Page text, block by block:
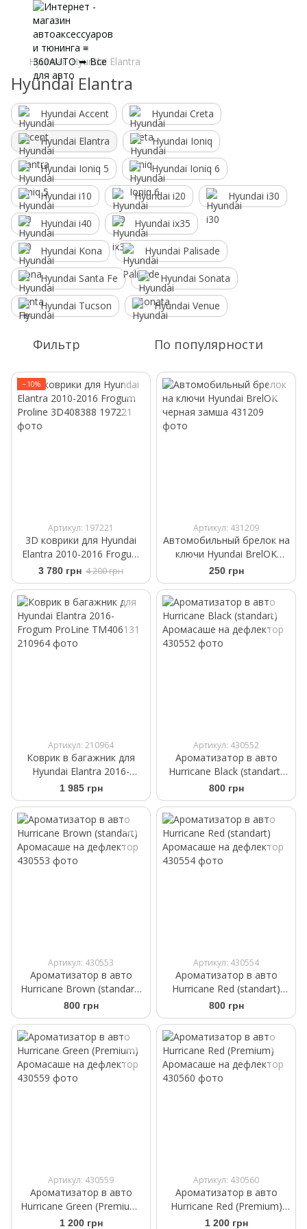
Hyundai Hyundai Elantra
Hyundai Elantra
Hyundai Accent Hyundai Creta
Hyundai Elantra Hyundai Ioniq
Hyundai Ioniq 5 Hyundai Ioniq 6
Hyundai i10 Hyundai i20 Hyundai i30
Hyundai i40 Hyundai ix35
Hyundai Kona Hyundai Palisade
Hyundai Santa Fe Hyundai Sonata
Hyundai Tucson Hyundai Venue
Фильтр По популярности
−10%
Артикул: 197221
3D коврики для Hyundai
Elantra 2010-2016 Frogum
Proline 3D408388
3 780 грн 4 200 грн
Артикул: 431209
Автомобильный брелок на
ключи Hyundai BrelOK
черная замша
250 грн
Артикул: 210964
Коврик в багажник для
Hyundai Elantra 2016-
Frogum ProLine TM406131
1 985 грн
Артикул: 430552
Ароматизатор в авто
Hurricane Black (standart)
Аромасаше на дефлектор
800 грн
Артикул: 430553
Ароматизатор в авто
Hurricane Brown (standart)
Аромасаше на дефлектор
800 грн
Артикул: 430554
Ароматизатор в авто
Hurricane Red (standart)
Аромасаше на дефлектор
800 грн
Артикул: 430559
Ароматизатор в авто
Hurricane Green (Premium)
Аромасаше на дефлектор
1 200 грн
Артикул: 430560
Ароматизатор в авто
Hurricane Red (Premium)
Аромасаше на дефлектор
1 200 грн